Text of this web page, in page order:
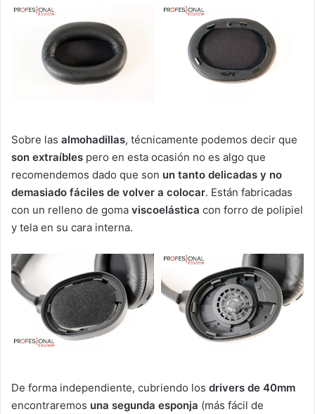
Sobre las almohadillas, técnicamente podemos decir que
son extraíbles pero en esta ocasión no es algo que
recomendemos dado que son un tanto delicadas y no
demasiado fáciles de volver a colocar. Están fabricadas
con un relleno de goma viscoelástica con forro de polipiel
y tela en su cara interna.
De forma independiente, cubriendo los drivers de 40mm
encontraremos una segunda esponja (más fácil de